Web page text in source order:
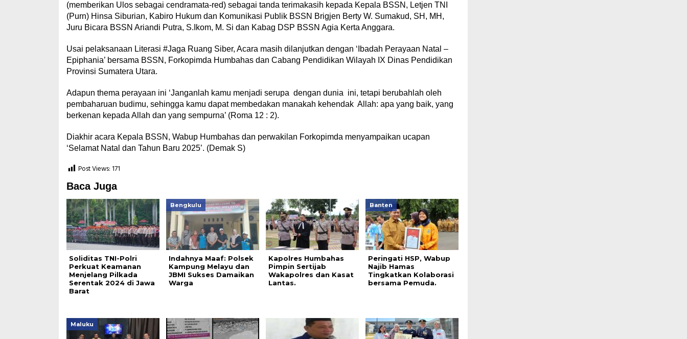
(memberikan Ulos sebagai cendramata-red) sebagai tanda terimakasih kepada Kepala BSSN, Letjen TNI
(Purn) Hinsa Siburian, Kabiro Hukum dan Komunikasi Publik BSSN Brigjen Berty W. Sumakud, SH, MH,
Juru Bicara BSSN Ariandi Putra, S.Ikom, M. Si dan Kabag DSP BSSN Agia Kerta Anggara.
Usai pelaksanaan Literasi #Jaga Ruang Siber, Acara masih dilanjutkan dengan ‘Ibadah Perayaan Natal –
Epiphania’ bersama BSSN, Forkopimda Humbahas dan Cabang Pendidikan Wilayah IX Dinas Pendidikan
Provinsi Sumatera Utara.
Adapun thema perayaan ini ‘Janganlah kamu menjadi serupa dengan dunia ini, tetapi berubahlah oleh
pembaharuan budimu, sehingga kamu dapat membedakan manakah kehendak Allah: apa yang baik, yang
berkenan kepada Allah dan yang sempurna’ (Roma 12 : 2).
Diakhir acara Kepala BSSN, Wabup Humbahas dan perwakilan Forkopimda menyampaikan ucapan
‘Selamat Natal dan Tahun Baru 2025’. (Demak S)
Post Views: 171
Baca Juga
Soliditas TNI-Polri
Perkuat Keamanan
Menjelang Pilkada
Serentak 2024 di Jawa
Barat
Bengkulu
Indahnya Maaf: Polsek
Kampung Melayu dan
JBMI Sukses Damaikan
Warga
Kapolres Humbahas
Pimpin Sertijab
Wakapolres dan Kasat
Lantas.
Banten
Peringati HSP, Wabup
Najib Hamas
Tingkatkan Kolaborasi
bersama Pemuda.
Maluku